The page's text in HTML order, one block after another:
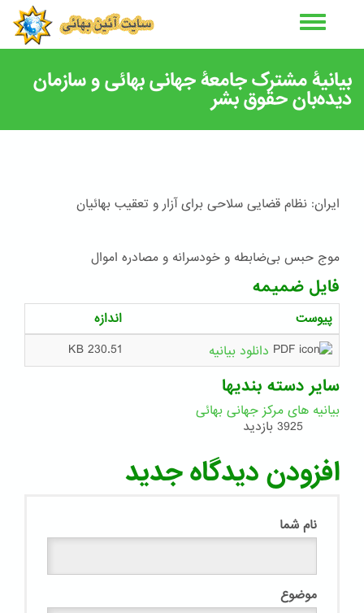
بیانیۀ مشترک جامعۀ جهانی بهائی و سازمان
دیده‌بان حقوق بشر
ایران: نظام قضایی سلاحی برای آزار و تعقیب بهائیان
موج حبس بی‌ضابطه و خودسرانه و مصادره اموال
فایل ضمیمه
پیوست
اندازه
دانلود بیانیه
230.51 KB
سایر دسته بندیها
بیانیه های مرکز جهانی بهائی
3925 بازدید
افزودن دیدگاه جدید
نام شما
موضوع